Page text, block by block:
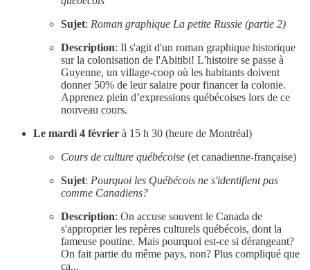
Sujet: Roman graphique La petite Russie (partie 2)
Description: Il s'agit d'un roman graphique historique
sur la colonisation de l'Abitibi! L'histoire se passe à
Guyenne, un village-coop où les habitants doivent
donner 50% de leur salaire pour financer la colonie.
Apprenez plein d’expressions québécoises lors de ce
nouveau cours.
Le mardi 4 février à 15 h 30 (heure de Montréal)
Cours de culture québécoise (et canadienne-française)
Sujet: Pourquoi les Québécois ne s'identifient pas
comme Canadiens?
Description: On accuse souvent le Canada de
s'approprier les repères culturels québécois, dont la
fameuse poutine. Mais pourquoi est-ce si dérangeant?
On fait partie du même pays, non? Plus compliqué que
ça...